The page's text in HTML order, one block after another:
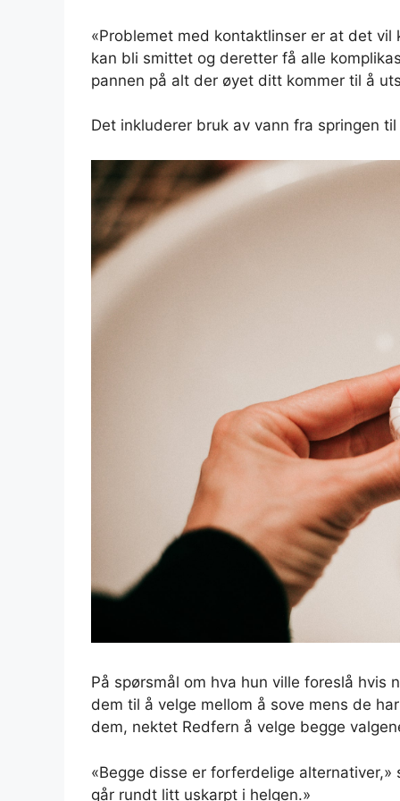
«Problemet med kontaktlinser er at det
kan bli smittet og deretter få alle
pannen på alt der øyet ditt kommer til å
Det inkluderer bruk av vann fra springen
På spørsmål om hva hun ville foreslå hvis
dem til å velge mellom å sove mens de
dem, nektet Redfern å velge begge
«Begge disse er forferdelige
går rundt litt uskarpt i helgen.»